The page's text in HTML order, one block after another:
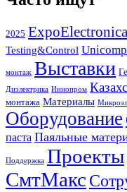
2025 ExpoElectronica
Testing&Control Unicomp
монтаж Выставки
Диэлектрика Иннопром
монтажа Материалы
Оборудование
паста Паяльные
Поддержка Проекты
СмтМакс